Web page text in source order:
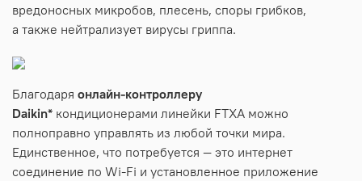
вредоносных микробов, плесень, споры грибков,
а также нейтрализует вирусы гриппа.
Благодаря онлайн-контроллеру
Daikin* кондиционерами линейки FTXA можно
полноправно управлять из любой точки мира.
Единственное, что потребуется — это интернет
соединение по Wi-Fi и установленное приложение